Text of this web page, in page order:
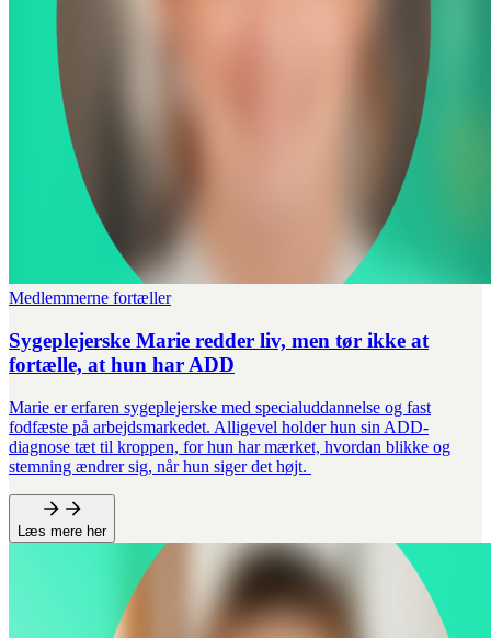
Medlemmerne fortæller
Sygeplejerske Marie redder liv, men tør ikke at
fortælle, at hun har ADD
Marie er erfaren sygeplejerske med specialuddannelse og fast
fodfæste på arbejdsmarkedet. Alligevel holder hun sin ADD-
diagnose tæt til kroppen, for hun har mærket, hvordan blikke og
stemning ændrer sig, når hun siger det højt.
Læs mere her